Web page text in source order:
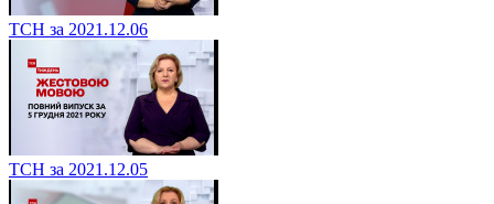
ТСН за 2021.12.06
ТСН за 2021.12.05